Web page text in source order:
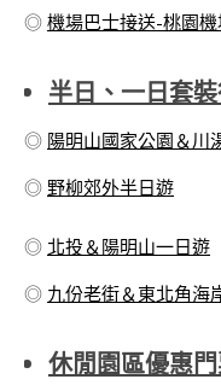
◎ 機場巴士接送-桃園
半日、一日套
◎ 陽明山國家公園＆川
◎ 野柳郊外半日遊
◎ 北投＆陽明山一日遊
◎ 九份老街＆東北角海
休閒園區優惠